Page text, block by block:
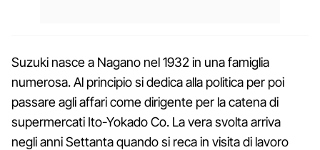
Suzuki nasce a Nagano nel 1932 in una famiglia
numerosa. Al principio si dedica alla politica per poi
passare agli affari come dirigente per la catena di
supermercati Ito-Yokado Co. La vera svolta arriva
negli anni Settanta quando si reca in visita di lavoro